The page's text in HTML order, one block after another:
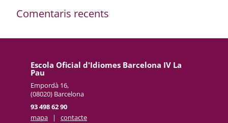
Comentaris recents
Escola Oficial d'Idiomes Barcelona IV La
Pau
Empordà 16,
(08020) Barcelona
93 498 62 90
mapa
| contacte